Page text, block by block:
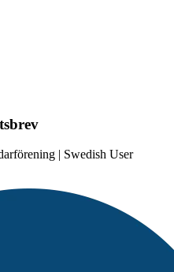
| Swedish User